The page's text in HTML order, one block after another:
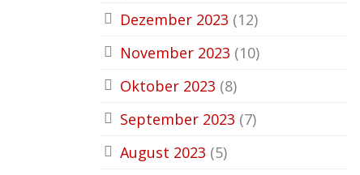
Dezember 2023 (12)
November 2023 (10)
Oktober 2023 (8)
September 2023 (7)
August 2023 (5)